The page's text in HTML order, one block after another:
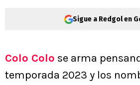
Sigue a Redgol en
Colo Colo se arma
temporada 2023 y los